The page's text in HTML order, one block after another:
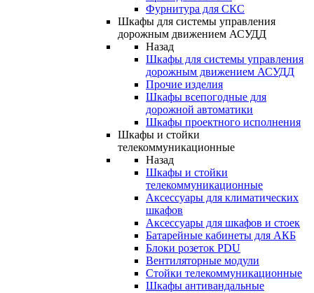
Фурнитура для СКС
Шкафы для системы управления
дорожным движением АСУДД
Назад
Шкафы для системы управления
дорожным движением АСУДД
Прочие изделия
Шкафы всепогодные для
дорожной автоматики
Шкафы проектного исполнения
Шкафы и стойки
телекоммуникационные
Назад
Шкафы и стойки
телекоммуникационные
Аксессуары для климатических
шкафов
Аксессуары для шкафов и стоек
Батарейные кабинеты для АКБ
Блоки розеток PDU
Вентиляторные модули
Стойки телекоммуникационные
Шкафы антивандальные